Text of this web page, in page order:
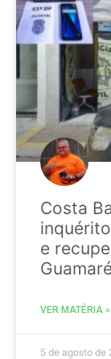
Costa
e
Guamaré
VER MATÉRIA »
5 de agosto de